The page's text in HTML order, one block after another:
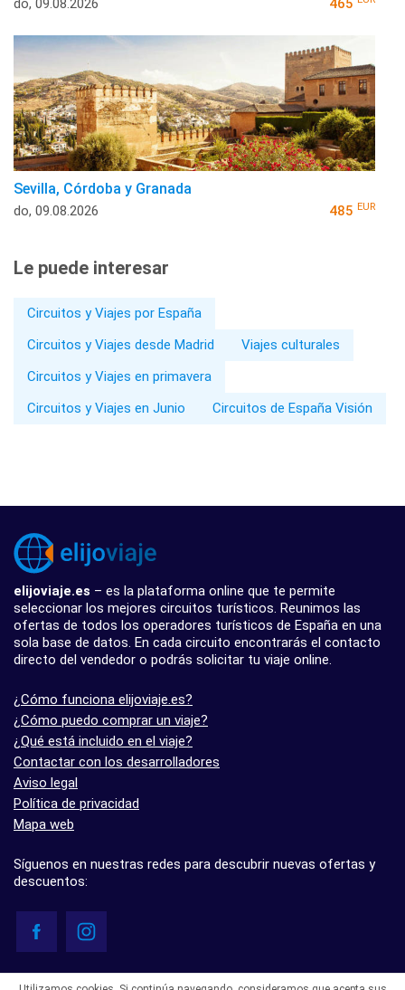
do, 09.08.2026 465
Sevilla, Córdoba y Granada
do, 09.08.2026 485 EUR
Le puede interesar
Circuitos y Viajes por España
Circuitos y Viajes desde Madrid
Viajes culturales
Circuitos y Viajes en primavera
Circuitos y Viajes en Junio
Circuitos de España Visión
elijoviaje.es – es la plataforma online que te permite
seleccionar los mejores circuitos turísticos. Reunimos las
ofertas de todos los operadores turísticos de España en una
sola base de datos. En cada circuito encontrarás el contacto
directo del vendedor o podrás solicitar tu viaje online.
¿Cómo funciona elijoviaje.es?
¿Cómo puedo comprar un viaje?
¿Qué está incluido en el viaje?
Contactar con los desarrolladores
Aviso legal
Política de privacidad
Mapa web
Síguenos en nuestras redes para descubrir nuevas ofertas y
descuentos: